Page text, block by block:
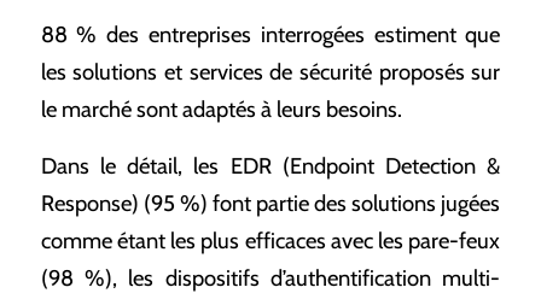
88 % des entreprises interrogées estiment que
les solutions et services de sécurité proposés sur
le marché sont adaptés à leurs besoins.
Dans le détail, les EDR (Endpoint Detection &
Response) (95 %) font partie des solutions jugées
comme étant les plus efficaces avec les pare-feux
(98 %), les dispositifs d’authentification multi-